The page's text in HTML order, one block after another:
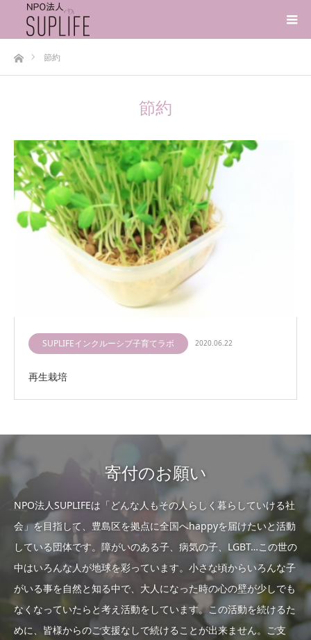
ホーム節約
節約
SUPLIFEインクルーシブ子育てラボ 2020.06.22
再生栽培
寄付のお願い
NPO法人SUPLIFEは「どんな人もその人らしく暮らしていける社
会」を目指して、豊島区を拠点に全国へhappyを届けたいと活動
している団体です。障がいのある子、病気の子、LGBT…この世の
中はいろんな人が地球を彩っています。小さな頃からいろんな子
がいる事を自然と知る中で、大人になった時の心の壁が少しでも
なくなっていたらと考え活動をしています。この活動を続けるた
めに、皆様からのご支援なしで続けることが出来ません。ご支